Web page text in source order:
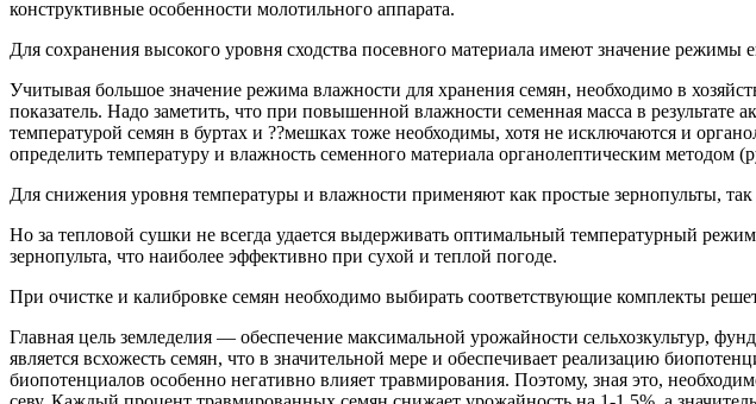
конструктивные особенности молотильного аппарата.
Для сохранения высокого уровня сходства посевного материала имеют значение режимы
Учитывая большое значение режима влажности для хранения семян, необходимо в
показатель. Надо заметить, что при повышенной влажности семенная масса в
температурой семян в буртах и ??мешках тоже необходимы, хотя не исключаются и
определить температуру и влажность семенного материала органолептическим методом
Для снижения уровня температуры и влажности применяют как простые зернопульты,
Но за тепловой сушки не всегда удается выдерживать оптимальный температурный
зернопульта, что наиболее эффективно при сухой и теплой погоде.
При очистке и калибровке семян необходимо выбирать соответствующие комплекты
Главная цель земледелия — обеспечение максимальной урожайности сельхозкультур,
является всхожесть семян, что в значительной мере и обеспечивает реализацию
биопотенциалов особенно негативно влияет травмирования. Поэтому, зная это,